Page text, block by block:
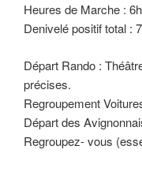
Heures de Marche :
Denivelé positif total :
Départ Rando :
précises.
Regroupement
Départ des
Regroupez- vous